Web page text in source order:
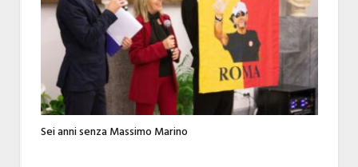
Sei anni senza Massimo Marino